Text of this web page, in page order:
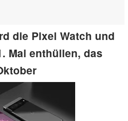
die Pixel Watch und
Mai enthüllen, das